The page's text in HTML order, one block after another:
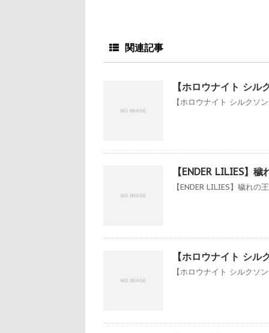
関連記事
【ホロウナイト シ
【ホロウナイト シルクソ
【ENDER LILIES】
【ENDER LILIES】穢れ
【ホロウナイト シ
【ホロウナイト シルクソ